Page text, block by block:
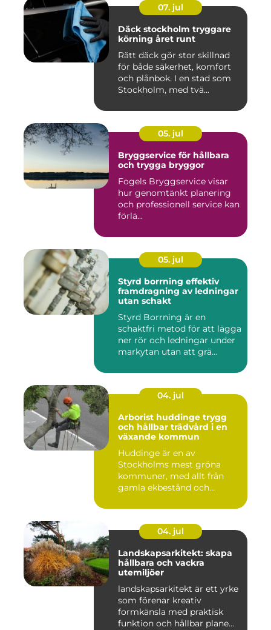
07. jul
Däck stockholm tryggare
körning året runt
Rätt däck gör stor skillnad
för både säkerhet, komfort
och plånbok. I en stad som
Stockholm, med tvä...
05. jul
Bryggservice för hållbara
och trygga bryggor
Fogels Bryggservice visar
hur genomtänkt planering
och professionell service kan
förlä...
05. jul
Styrd borrning effektiv
framdragning av ledningar
utan schakt
Styrd Borrning är en
schaktfri metod för att lägga
ner rör och ledningar under
markytan utan att grä...
04. jul
Arborist huddinge trygg
och hållbar trädvård i en
växande kommun
Huddinge är en av
Stockholms mest gröna
kommuner, med allt från
gamla ekbestånd och
04. jul
Landskapsarkitekt: skapa
hållbara och vackra
utemiljöer
landskapsarkitekt är ett yrke
som förenar kreativ
formkänsla med praktisk
funktion och hållbar plane...